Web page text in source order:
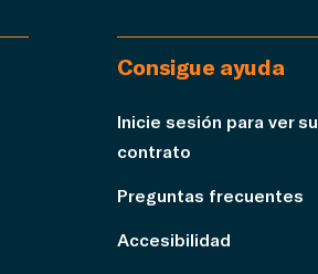
Consigue ayuda
Inicie sesión para ver su
contrato
Preguntas frecuentes
Accesibilidad